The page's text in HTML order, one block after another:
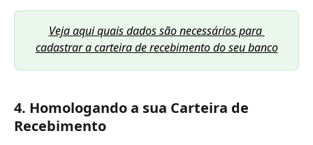
Veja aqui quais dados são necessários para
cadastrar a carteira de recebimento do seu banco
4. Homologando a sua Carteira de
Recebimento